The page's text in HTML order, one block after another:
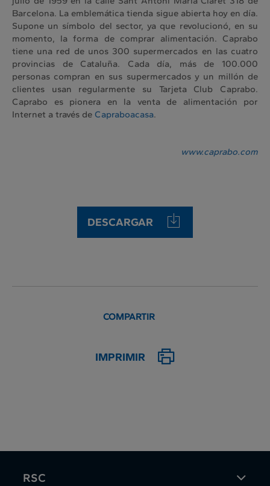
Barcelona. La emblemática tienda sigue abierta hoy en día.
Supone un símbolo del sector, ya que revolucionó, en su
momento, la forma de comprar alimentación. Caprabo
tiene una red de unos 300 supermercados en las cuatro
provincias de Cataluña. Cada día, más de 100.000
personas compran en sus supermercados y un millón de
clientes usan regularmente su Tarjeta Club Caprabo.
Caprabo es pionera en la venta de alimentación por
Internet a través de Capraboacasa.
www.caprabo.com
DESCARGAR
COMPARTIR
IMPRIMIR
RSC